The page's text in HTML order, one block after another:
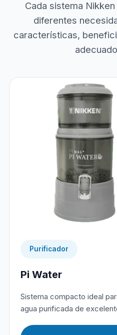
Cada sistema
diferentes
características,
Purificador
Pi Water
Sistema compacto ideal
agua purificada de